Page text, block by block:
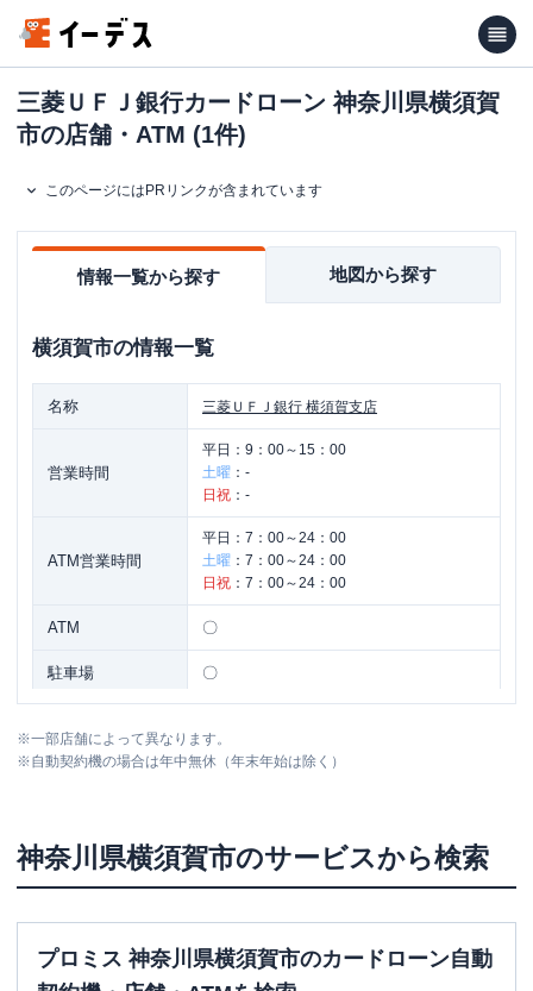
三菱ＵＦＪ銀行カードローン 神奈川県横須賀
市の店舗・ATM (1件)
このページにはPRリンクが含まれています
情報一覧から探す 地図から探す
横須賀市の情報一覧
名称 三菱ＵＦＪ銀行 横須賀支店
営業時間
平日： 9：00～15：00
土曜 ： -
日祝 ： -
ATM営業時間
平日： 7：00～24：00
土曜 ： 7：00～24：00
日祝 ： 7：00～24：00
ATM 〇
駐車場 〇
※一部店舗によって異なります。
※自動契約機の場合は年中無休（年末年始は除く）
神奈川県横須賀市のサービスから検索
プロミス 神奈川県横須賀市のカードローン自動